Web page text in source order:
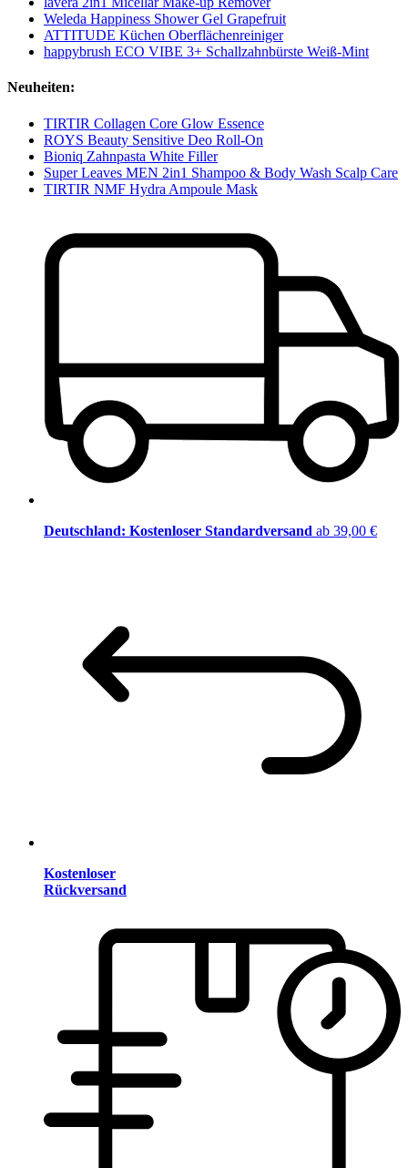
Weleda Happiness Shower Gel Grapefruit
ATTITUDE Küchen Oberflächenreiniger
happybrush ECO VIBE 3+ Schallzahnbürste Weiß-Mint
Neuheiten:
TIRTIR Collagen Core Glow Essence
ROYS Beauty Sensitive Deo Roll-On
Bioniq Zahnpasta White Filler
Super Leaves MEN 2in1 Shampoo & Body Wash Scalp Care
TIRTIR NMF Hydra Ampoule Mask
Deutschland: Kostenloser Standardversand ab 39,00 €
Kostenloser
Rückversand